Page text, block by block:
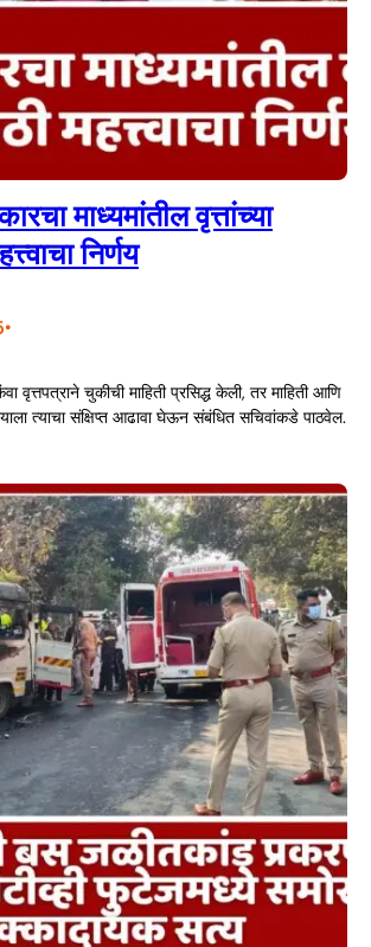
माध्यमांतील वृत्तांच्या
निर्णय
•
वृत्तपत्राने चुकीची माहिती प्रसिद्ध केली, तर माहिती आणि
त्याचा संक्षिप्त आढावा घेऊन संबंधित सचिवांकडे पाठवेल.